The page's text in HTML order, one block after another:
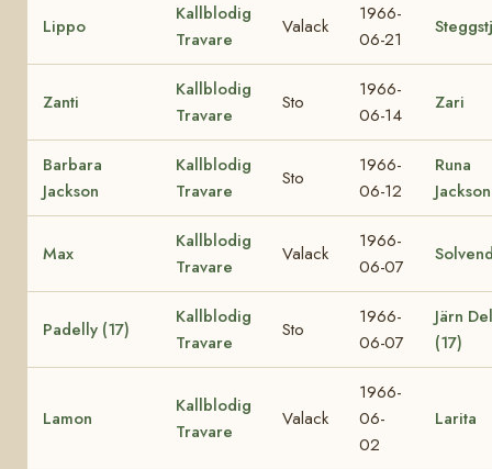
Lippo
Kallblodig
Travare
Valack
1966-
06-21
Zanti
Kallblodig
Travare
Sto
1966-
06-14
Zari
Barbara
Jackson
Kallblodig
Travare
Sto
1966-
06-12
Runa
Jackson
Max
Kallblodig
Travare
Valack
1966-
06-07
Padelly (17)
Kallblodig
Travare
Sto
1966-
06-07
Järn
(17)
Lamon
Kallblodig
Travare
Valack
1966-
06-
02
Larita